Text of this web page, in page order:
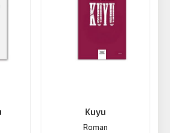
Kuyu
Roman